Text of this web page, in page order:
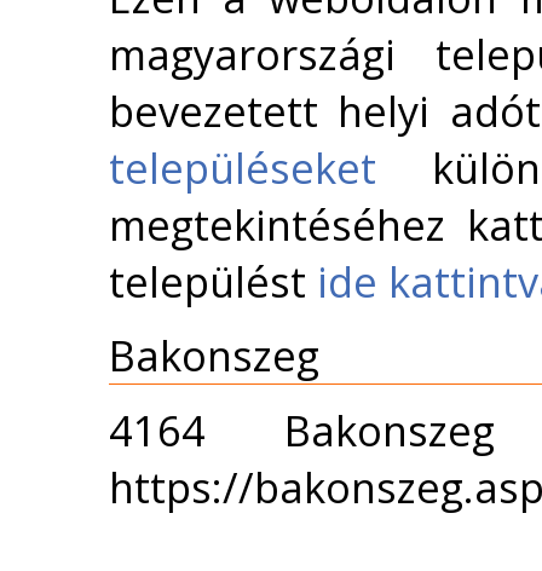
magyarországi
bevezetett helyi
településeket
megtekintéséhez
települést ide
Bakonszeg
4164
https://